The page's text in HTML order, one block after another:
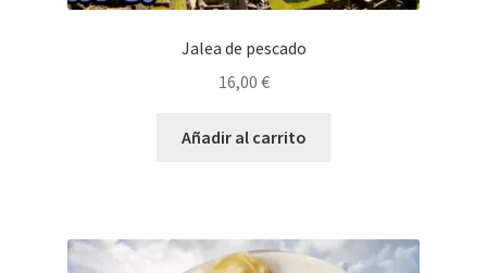
Jalea de pescado
16,00 €
Añadir al carrito